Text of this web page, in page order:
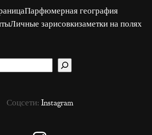
Парфюмерная география
Личные зарисовкизаметки на полях
Соцсети: Instagram